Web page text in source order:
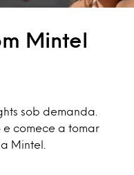
Mintel
sob demanda.
e comece a tomar
Mintel.